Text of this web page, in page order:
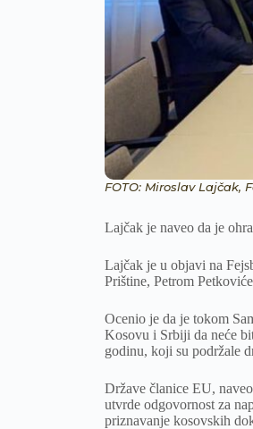
FOTO: Miroslav Lajčak,
Lajčak je naveo da je
Lajčak je u objavi na
Prištine, Petrom
Ocenio je da je tokom
Kosovu i Srbiji da neće
godinu, koji su podržale
Države članice EU,
utvrde odgovornost za
priznavanje kosovskih